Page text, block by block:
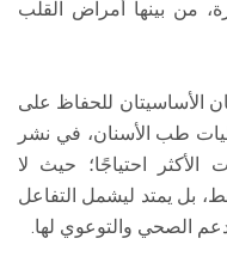
من بينها أمراض القلب
الأساسيتان للحفاظ على
طب الأسنان، في نشر
الأكثر احتياجًا؛ حيث لا
بل يمتد ليشمل التفاعل
الصحي والتوعوي لها.